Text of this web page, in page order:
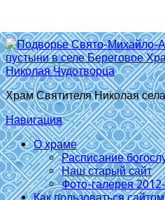
Храм Святителя Николая
Навигация
О храме
Расписание
Наш старый сайт
Фото-галерея